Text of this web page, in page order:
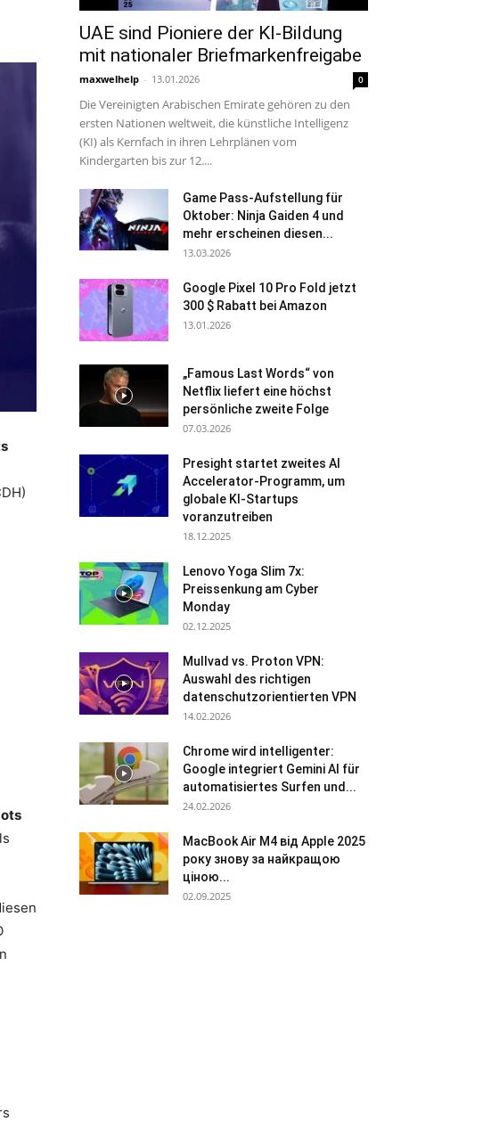
UAE sind Pioniere der KI-Bildung
mit nationaler Briefmarkenfreigabe
maxwelhelp - 13.01.2026 0
Die Vereinigten Arabischen Emirate gehören zu den
ersten Nationen weltweit, die künstliche Intelligenz
(KI) als Kernfach in ihren Lehrplänen vom
Kindergarten bis zur 12....
Game Pass-Aufstellung für
Oktober: Ninja Gaiden 4 und
mehr erscheinen diesen...
13.03.2026
Google Pixel 10 Pro Fold jetzt
300 $ Rabatt bei Amazon
13.01.2026
„Famous Last Words“ von
Netflix liefert eine höchst
persönliche zweite Folge
07.03.2026
Presight startet zweites AI
Accelerator-Programm, um
globale KI-Startups
voranzutreiben
18.12.2025
Lenovo Yoga Slim 7x:
Preissenkung am Cyber
Monday
02.12.2025
Mullvad vs. Proton VPN:
Auswahl des richtigen
datenschutzorientierten VPN
14.02.2026
Chrome wird intelligenter:
Google integriert Gemini AI für
automatisiertes Surfen und...
24.02.2026
MacBook Air M4 від Apple 2025
року знову за найкращою
ціною...
02.09.2025